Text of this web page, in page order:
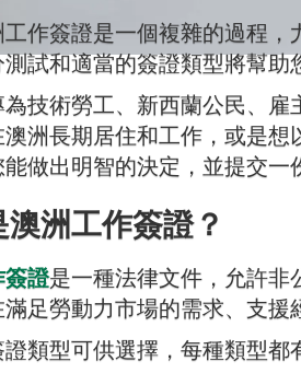
作簽證是一個複雜的過程
試和適當的簽證類型將幫
技術勞工、新西蘭公民、
洲長期居住和工作，或是
做出明智的決定，並提交一
洲工作簽證？
簽證是一種法律文件，允許非
足勞動力市場的需求、支援
類型可供選擇，每種類型